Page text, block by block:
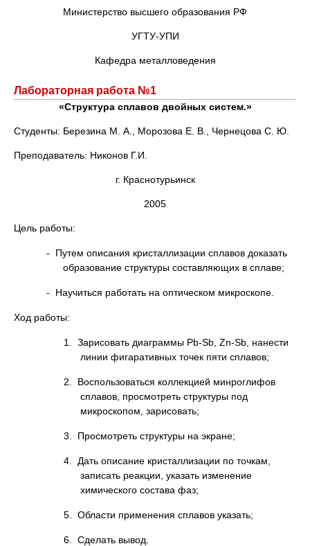
Министерство высшего образования РФ
УГТУ-УПИ
Кафедра металловедения
Лабораторная работа №1
«Структура сплавов двойных систем.»
Студенты: Березина М. А., Морозова Е. В., Чернецова С. Ю.
Преподаватель: Никонов Г.И.
г. Краснотурьинск
2005
Цель работы:
- Путем описания кристаллизации сплавов доказать
образование структуры составляющих в сплаве;
- Научиться работать на оптическом микроскопе.
Ход работы:
1. Зарисовать диаграммы Pb-Sb, Zn-Sb, нанести
линии фигаративных точек пяти сплавов;
2. Воспользоваться коллекцией минроглифов
сплавов, просмотреть структуры под
микроскопом, зарисовать;
3. Просмотреть структуры на экране;
4. Дать описание кристаллизации по точкам,
записать реакции, указать изменение
химического состава фаз;
5. Области применения сплавов указать;
6. Сделать вывод.